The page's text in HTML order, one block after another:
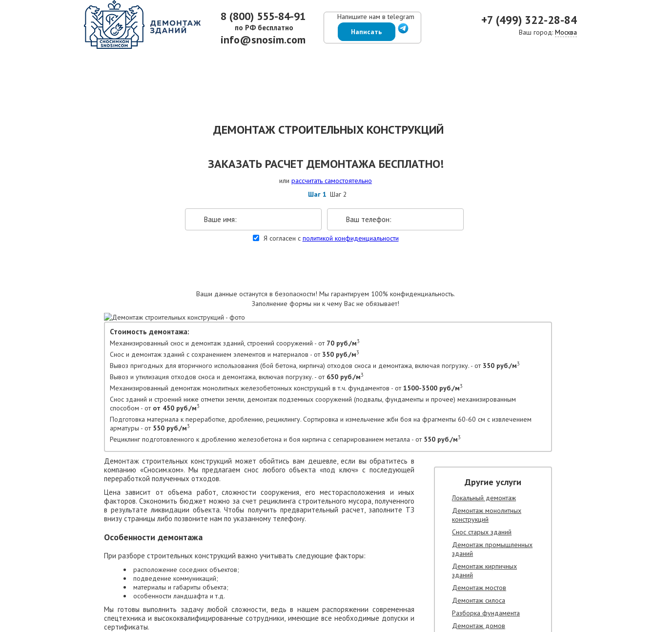
8 (800) 555-84-91
по РФ бесплатно
info@snosim.com
Напишите нам в telegram
Написать
+7 (499) 322-28-84
Ваш город: Москва
ДЕМОНТАЖ СТРОИТЕЛЬНЫХ КОНСТРУКЦИЙ
ЗАКАЗАТЬ РАСЧЕТ ДЕМОНТАЖА БЕСПЛАТНО!
или рассчитать самостоятельно
Шаг 1 Шаг 2
Я согласен с политикой конфиденциальности
Ваши данные останутся в безопасности! Мы гарантируем 100% конфиденциальность.
Заполнение формы ни к чему Вас не обязывает!
Стоимость демонтажа:
Механизированный снос и демонтаж зданий, строений сооружений - от 70 руб./м3
Снос и демонтаж зданий с сохранением элементов и материалов - от 350 руб./м3
Вывоз пригодных для вторичного использования (бой бетона, кирпича) отходов сноса и демонтажа, включая погрузку. - от 350 руб./м3
Вывоз и утилизация отходов сноса и демонтажа, включая погрузку. - от 650 руб./м3
Механизированный демонтаж монолитных железобетонных конструкций в т.ч. фундаментов - от1500-3500 руб./м3
Снос зданий и строений ниже отметки земли, демонтаж подземных сооружений (подвалы, фундаменты и прочее) механизированным
способом - от от 450 руб./м3
Подготовка материала к переработке, дроблению, рециклингу. Сортировка и измельчение жби боя на фрагменты 60-60 см с извлечением
арматуры - от 550 руб./м3
Рециклинг подготовленного к дроблению железобетона и боя кирпича с сепарированием металла - от 550 руб./м3
Другие услуги
Локальный демонтаж
Демонтаж монолитных
конструкций
Снос старых зданий
Демонтаж промышленных
зданий
Демонтаж кирпичных
зданий
Демонтаж мостов
Демонтаж силоса
Разборка фундамента
Демонтаж домов
Демонтаж строительных конструкций может обойтись вам дешевле, если вы обратитесь в
компанию «Сносим.ком». Мы предлагаем снос любого объекта «под ключ» с последующей
переработкой полученных отходов.
Цена зависит от объема работ, сложности сооружения, его месторасположения и иных
факторов. Сэкономить бюджет можно за счет рециклинга строительного мусора, полученного
в результате ликвидации объекта. Чтобы получить предварительный расчет, заполните ТЗ
внизу страницы либо позвоните нам по указанному телефону.
Особенности демонтажа
При разборе строительных конструкций важно учитывать следующие факторы:
расположение соседних объектов;
подведение коммуникаций;
материалы и габариты объекта;
особенности ландшафта и т.д.
Мы готовы выполнить задачу любой сложности, ведь в нашем распоряжении современная
спецтехника и высококвалифицированные сотрудники, имеющие все необходимые допуски и
сертификаты.